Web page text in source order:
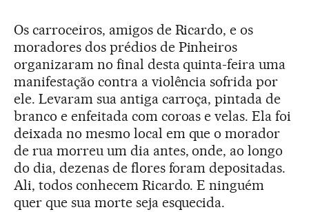
Os carroceiros, amigos de Ricardo, e os
moradores dos prédios de Pinheiros
organizaram no final desta quinta-feira uma
manifestação contra a violência sofrida por
ele. Levaram sua antiga carroça, pintada de
branco e enfeitada com coroas e velas. Ela foi
deixada no mesmo local em que o morador
de rua morreu um dia antes, onde, ao longo
do dia, dezenas de flores foram depositadas.
Ali, todos conhecem Ricardo. E ninguém
quer que sua morte seja esquecida.